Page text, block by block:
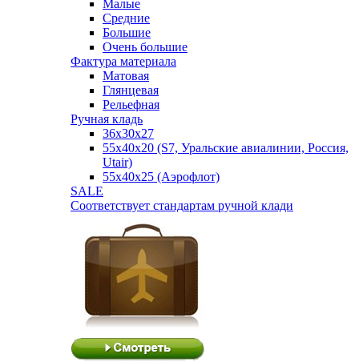
Малые
Средние
Большие
Очень большие
Фактура материала
Матовая
Глянцевая
Рельефная
Ручная кладь
36х30x27
55х40х20 (S7, Уральские авиалинии, Россия,
Utair)
55х40х25 (Аэрофлот)
SALE
Соответствует стандартам ручной клади